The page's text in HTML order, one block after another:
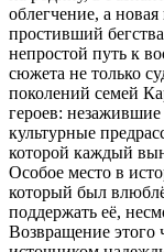
облегчение, а
простивший
непростой путь к
сюжета не только
поколений семей
героев:
культурные
которой каждый
Особое место в
который был
поддержать её,
Возвращение этого